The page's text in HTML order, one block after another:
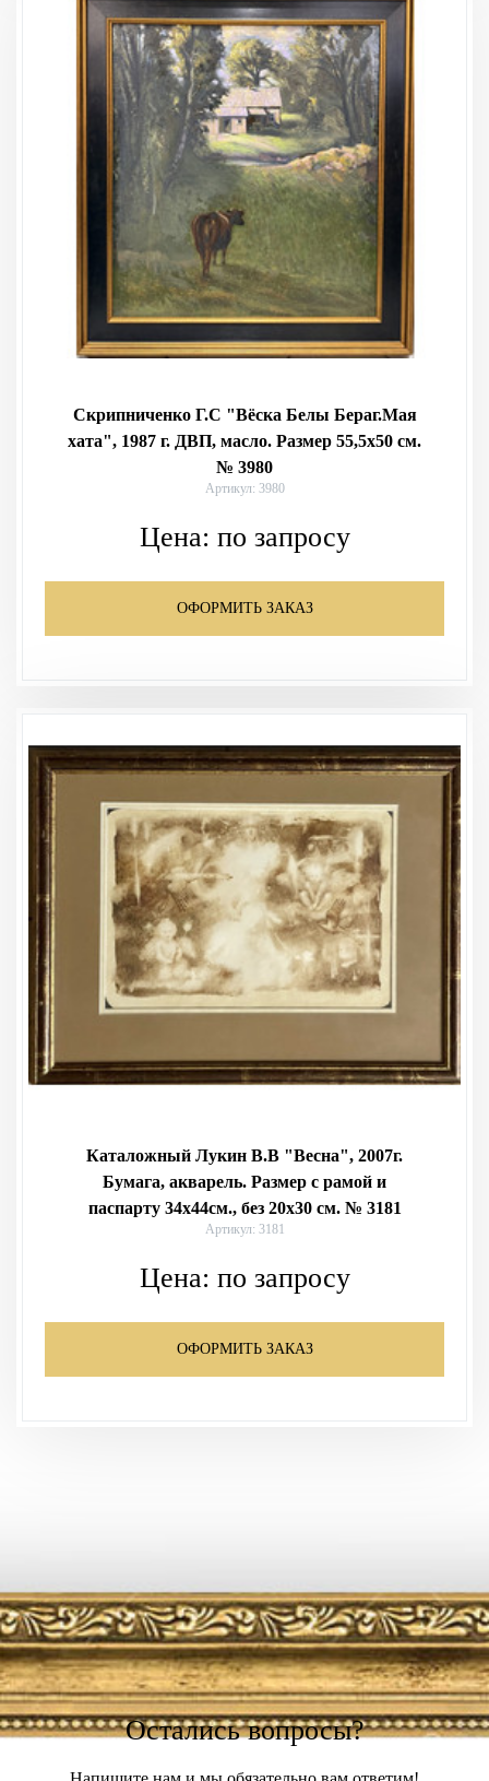
Скрипниченко Г.С "Вёска Белы Бераг.Мая
хата", 1987 г. ДВП, масло. Размер 55,5х50 см.
№ 3980
Артикул: 3980
Цена: по запросу
ОФОРМИТЬ ЗАКАЗ
Каталожный Лукин В.В "Весна", 2007г.
Бумага, акварель. Размер с рамой и
паспарту 34х44см., без 20х30 см. № 3181
Артикул: 3181
Цена: по запросу
ОФОРМИТЬ ЗАКАЗ
Остались вопросы?